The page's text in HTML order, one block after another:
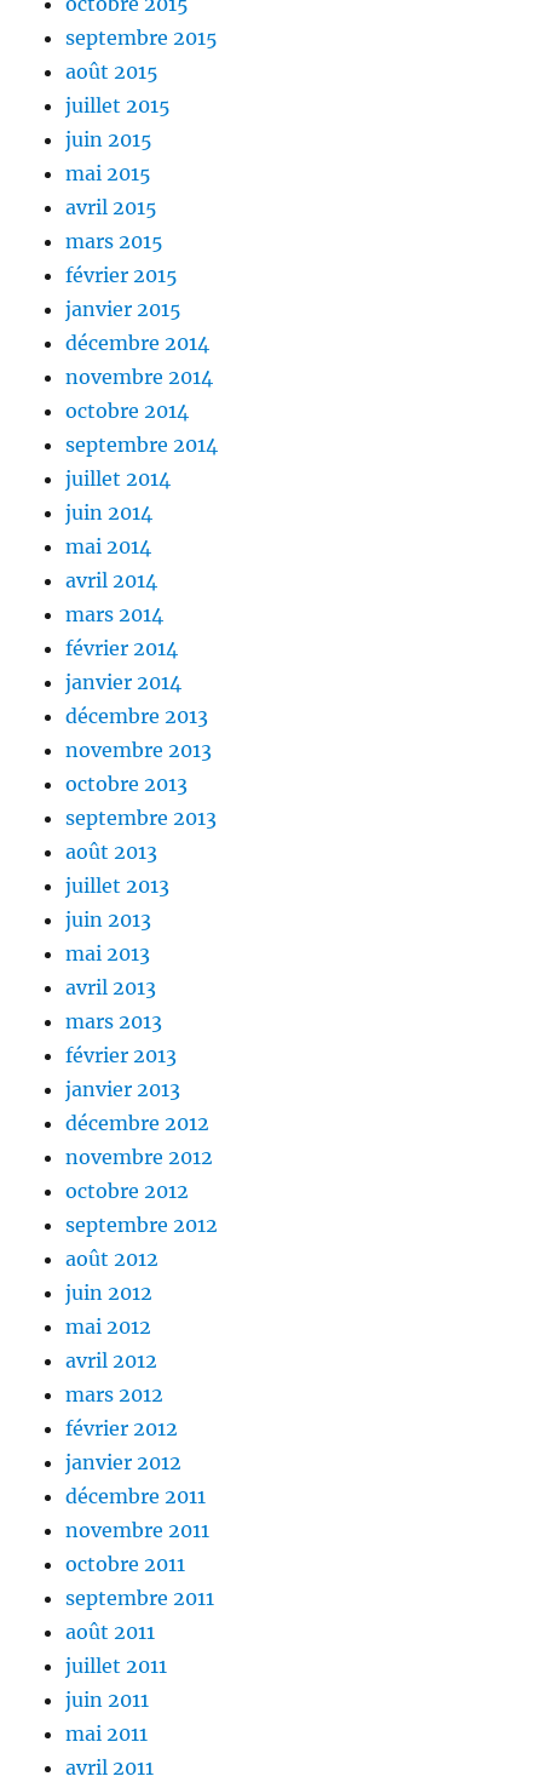
septembre 2015
août 2015
juillet 2015
juin 2015
mai 2015
avril 2015
mars 2015
février 2015
janvier 2015
décembre 2014
novembre 2014
octobre 2014
septembre 2014
juillet 2014
juin 2014
mai 2014
avril 2014
mars 2014
février 2014
janvier 2014
décembre 2013
novembre 2013
octobre 2013
septembre 2013
août 2013
juillet 2013
juin 2013
mai 2013
avril 2013
mars 2013
février 2013
janvier 2013
décembre 2012
novembre 2012
octobre 2012
septembre 2012
août 2012
juin 2012
mai 2012
avril 2012
mars 2012
février 2012
janvier 2012
décembre 2011
novembre 2011
octobre 2011
septembre 2011
août 2011
juillet 2011
juin 2011
mai 2011
avril 2011